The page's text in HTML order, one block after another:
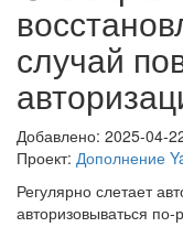
случай
Добавлено: 2025-04-
Проект: Дополнение
Регулярно слетает
авторизовываться по-